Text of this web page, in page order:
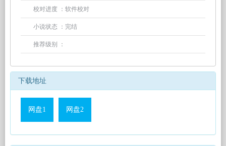
校对进度 ：软件校对
小说状态 ：完结
推荐级别 ：
下载地址
网盘1 网盘2